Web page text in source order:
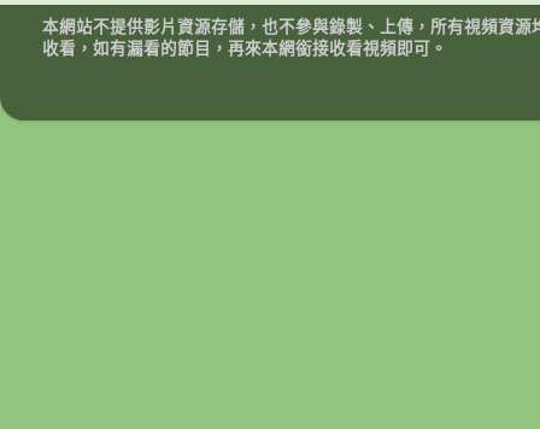
本網站不提供影片資源存儲，也不參與錄製、上傳，所有視頻資
收看，如有漏看的節目，再來本網銜接收看視頻即可。